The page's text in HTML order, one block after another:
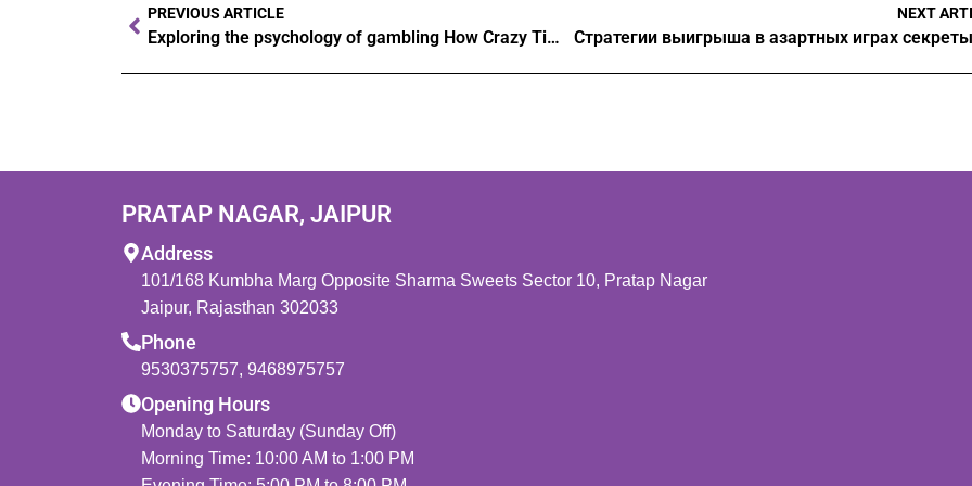
PREVIOUS ARTICLE
Exploring the psychology of gambling How Crazy Time can help you understand your impulses
NEXT
PRATAP NAGAR, JAIPUR
Address
101/168 Kumbha Marg Opposite Sharma Sweets Sector 10, Pratap Nagar
Jaipur, Rajasthan 302033
Phone
9530375757, 9468975757
Opening Hours
Monday to Saturday (Sunday Off)
Morning Time: 10:00 AM to 1:00 PM